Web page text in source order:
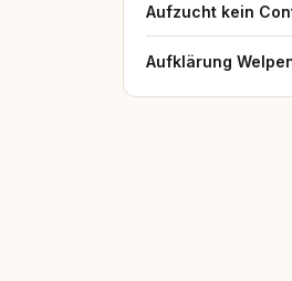
Aufzucht kein
Aufklärung